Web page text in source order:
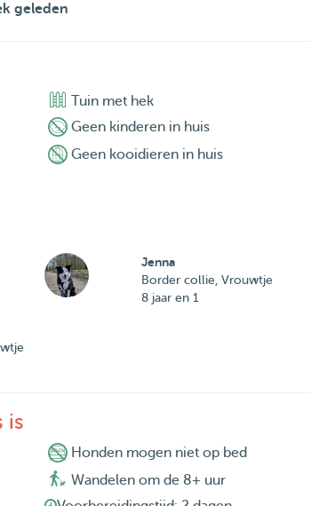
geleden
Tuin met hek
Geen kinderen in huis
Geen kooidieren in huis
Jenna
Border collie, Vrouwtje
8 jaar en 1
is
Honden mogen niet op bed
Wandelen om de 8+ uur